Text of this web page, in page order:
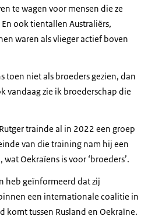
te wagen voor mensen die ze
ook tientallen Australiërs,
waren als vlieger actief boven
toen niet als broeders gezien, dan
vandaag zie ik broederschap die
trainde al in 2022 een groep
van die training nam hij een
Oekraïens is voor ‘broeders’.
heb geïnformeerd dat zij
een internationale coalitie in
komt tussen Rusland en Oekraïne.